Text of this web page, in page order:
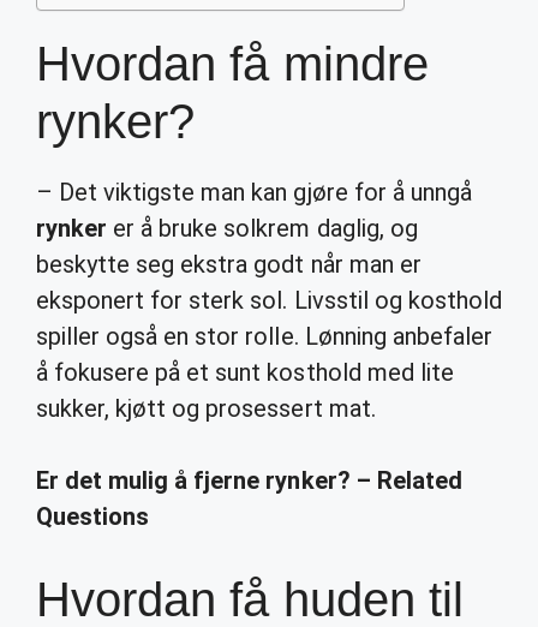
Hvordan få mindre
rynker?
– Det viktigste man kan gjøre for å unngå
rynker er å bruke solkrem daglig, og
beskytte seg ekstra godt når man er
eksponert for sterk sol. Livsstil og kosthold
spiller også en stor rolle. Lønning anbefaler
å fokusere på et sunt kosthold med lite
sukker, kjøtt og prosessert mat.
Er det mulig å fjerne rynker? – Related
Questions
Hvordan få huden til